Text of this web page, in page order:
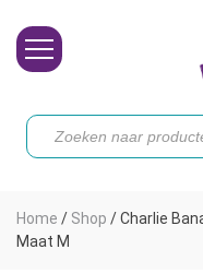
Toebehoren
Vrouw
Producten
zoeken
Home / Shop /Charlie
Maat M